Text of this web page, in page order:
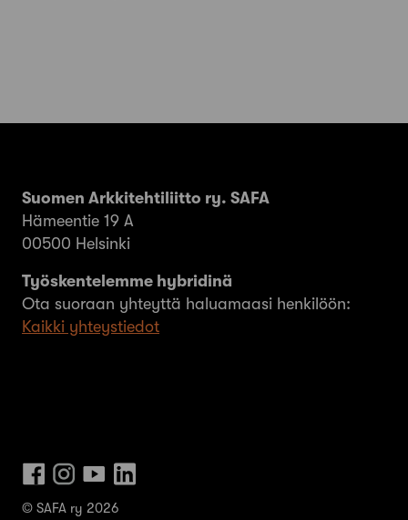
Suomen Arkkitehtiliitto ry. SAFA
Hämeentie 19 A
00500 Helsinki
Työskentelemme hybridinä
Ota suoraan yhteyttä haluamaasi henkilöön:
Kaikki yhteystiedot
© SAFA ry 2026